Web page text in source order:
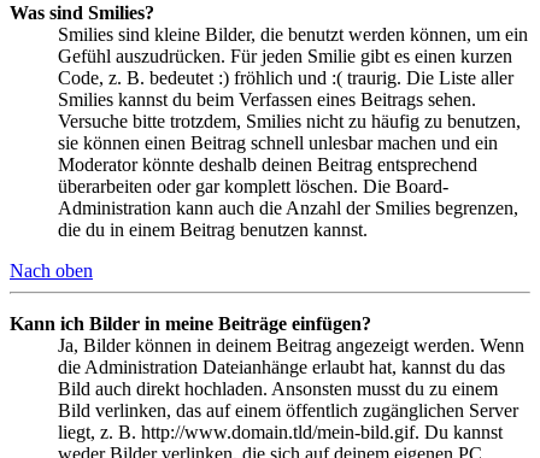
Was sind Smilies?
Smilies sind kleine Bilder, die benutzt werden können, um ein
Gefühl auszudrücken. Für jeden Smilie gibt es einen kurzen
Code, z. B. bedeutet :) fröhlich und :( traurig. Die Liste aller
Smilies kannst du beim Verfassen eines Beitrags sehen.
Versuche bitte trotzdem, Smilies nicht zu häufig zu benutzen,
sie können einen Beitrag schnell unlesbar machen und ein
Moderator könnte deshalb deinen Beitrag entsprechend
überarbeiten oder gar komplett löschen. Die Board-
Administration kann auch die Anzahl der Smilies begrenzen,
die du in einem Beitrag benutzen kannst.
Nach oben
Kann ich Bilder in meine Beiträge einfügen?
Ja, Bilder können in deinem Beitrag angezeigt werden. Wenn
die Administration Dateianhänge erlaubt hat, kannst du das
Bild auch direkt hochladen. Ansonsten musst du zu einem
Bild verlinken, das auf einem öffentlich zugänglichen Server
liegt, z. B. http://www.domain.tld/mein-bild.gif. Du kannst
weder Bilder verlinken, die sich auf deinem eigenen PC